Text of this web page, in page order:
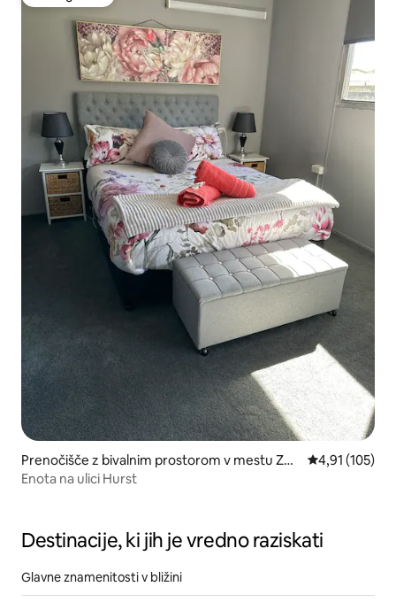
Prenočišče z bivalnim prostorom v mestu Zee
han
Povprečna
4,91 (105)
Enota na ulici Hurst
Destinacije, ki jih je vredno raziskati
Glavne znamenitosti v bližini